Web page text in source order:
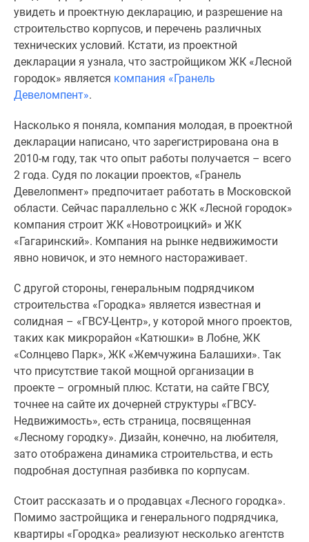
#траншевая
ипотека
#рассрочка
ипотека
Квартиры
скидками
41%
Видео
360°
новостроек
Субсидированная
застройщиком
Rutube
дома
Москве
Программа
реновации
Москве
Новостройки
премиум-
класса
Новостройки
бизнес-
Рассрочка
Траншевая
ипотека
увидеть и проектную декларацию, и разрешение на
строительство корпусов, и перечень различных
технических условий. Кстати, из проектной
декларации я узнала, что застройщиком ЖК «Лесной
городок» является компания «Гранель
Девеломпент».
Насколько я поняла, компания молодая, в проектной
декларации написано, что зарегистрирована она в
2010-м году, так что опыт работы получается – всего
2 года. Судя по локации проектов, «Гранель
Девелопмент» предпочитает работать в Московской
области. Сейчас параллельно с ЖК «Лесной городок»
компания строит ЖК «Новотроицкий» и ЖК
«Гагаринский». Компания на рынке недвижимости
явно новичок, и это немного настораживает.
С другой стороны, генеральным подрядчиком
строительства «Городка» является известная и
солидная – «ГВСУ-Центр», у которой много проектов,
таких как микрорайон «Катюшки» в Лобне, ЖК
«Солнцево Парк», ЖК «Жемчужина Балашихи». Так
что присутствие такой мощной организации в
проекте – огромный плюс. Кстати, на сайте ГВСУ,
точнее на сайте их дочерней структуры «ГВСУ-
Недвижимость», есть страница, посвященная
«Лесному городку». Дизайн, конечно, на любителя,
зато отображена динамика строительства, и есть
подробная доступная разбивка по корпусам.
Стоит рассказать и о продавцах «Лесного городка».
Помимо застройщика и генерального подрядчика,
квартиры «Городка» реализуют несколько агентств